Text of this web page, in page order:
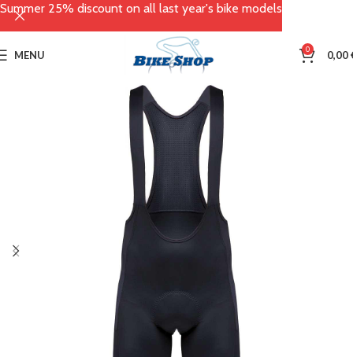
MENU 0 0,00
Summer 25% discount on all last year's bike models